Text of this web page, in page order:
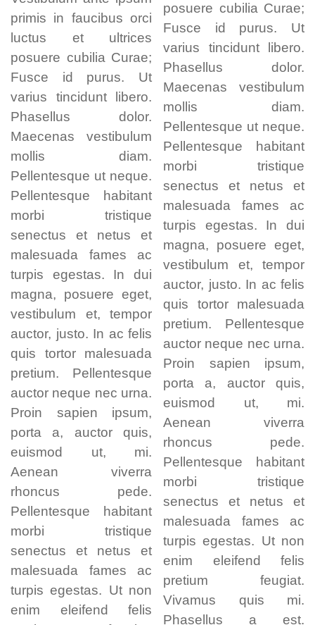
primis in faucibus orci
luctus et ultrices
posuere cubilia Curae;
Fusce id purus. Ut
varius tincidunt libero.
Phasellus dolor.
Maecenas vestibulum
mollis diam.
Pellentesque ut neque.
Pellentesque habitant
morbi tristique
senectus et netus et
malesuada fames ac
turpis egestas. In dui
magna, posuere eget,
vestibulum et, tempor
auctor, justo. In ac felis
quis tortor malesuada
pretium. Pellentesque
auctor neque nec urna.
Proin sapien ipsum,
porta a, auctor quis,
euismod ut, mi.
Aenean viverra
rhoncus pede.
Pellentesque habitant
morbi tristique
senectus et netus et
malesuada fames ac
turpis egestas. Ut non
enim eleifend felis
posuere cubilia Curae;
Fusce id purus. Ut
varius tincidunt libero.
Phasellus dolor.
Maecenas vestibulum
mollis diam.
Pellentesque ut neque.
Pellentesque habitant
morbi tristique
senectus et netus et
malesuada fames ac
turpis egestas. In dui
magna, posuere eget,
vestibulum et, tempor
auctor, justo. In ac felis
quis tortor malesuada
pretium. Pellentesque
auctor neque nec urna.
Proin sapien ipsum,
porta a, auctor quis,
euismod ut, mi.
Aenean viverra
rhoncus pede.
Pellentesque habitant
morbi tristique
senectus et netus et
malesuada fames ac
turpis egestas. Ut non
enim eleifend felis
pretium feugiat.
Vivamus quis mi.
Phasellus a est.